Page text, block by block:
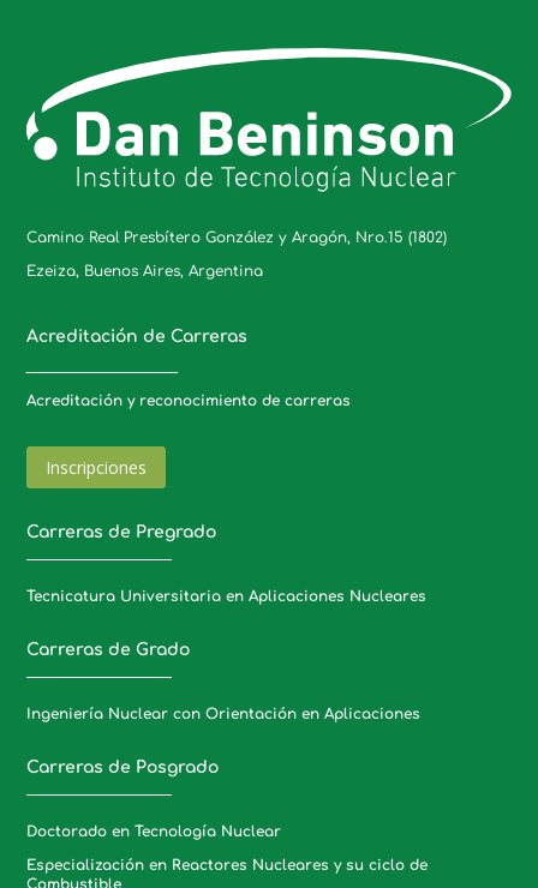
Camino Real Presbítero González y Aragón, Nro.15 (1802)
Ezeiza, Buenos Aires, Argentina
Acreditación de Carreras
Acreditación y reconocimiento de carreras
Inscripciones
Carreras de Pregrado
Tecnicatura Universitaria en Aplicaciones Nucleares
Carreras de Grado
Ingeniería Nuclear con Orientación en Aplicaciones
Carreras de Posgrado
Doctorado en Tecnología Nuclear
Especialización en Reactores Nucleares y su ciclo de
Combustible